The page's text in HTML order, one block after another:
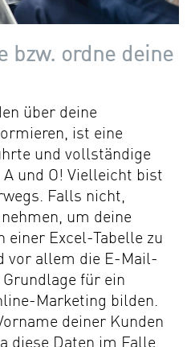
bzw. ordne deine
über deine
ist eine
und vollständige
und O! Vielleicht bist
Falls nicht,
um deine
einer Excel-Tabelle zu
vor allem die E-Mail-
für ein
Marketing bilden.
deiner Kunden
diese Daten im Falle